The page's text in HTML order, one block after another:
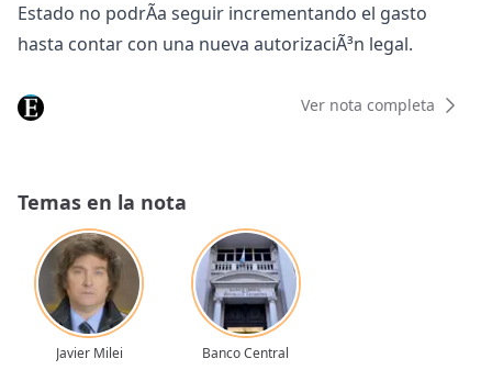
Estado no podrÃ­a seguir incrementando el gasto
hasta contar con una nueva autorizaciÃ³n legal.
Ver nota completa
Temas en la nota
Javier Milei Banco Central